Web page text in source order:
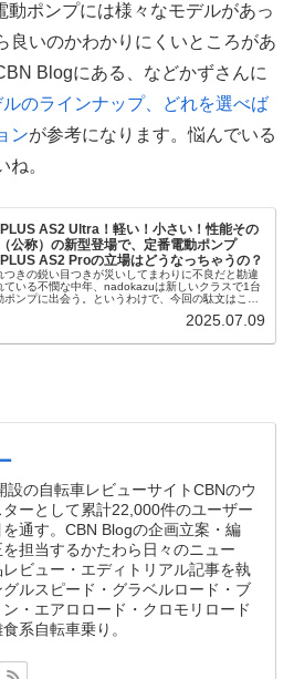
動ポンプには様々なモデルがあっ
良いのかわかりにくいところがあ
Blogにある、などかずさんに
ルのラインナップ、どれを選べば
ンが参考になります。悩んでいる
。
AS2 Ultra！軽い！小さい！性能その
公称）の新型登場で、定番電動ポンプ
AS2 Proの立場はどうなっちゃうの？
つきの鋭い目つきが災いしてまわりに不良だと勘違
ている不憫な中年、nadokazuは新しいクラスで1台
ポンプに出会う。というわけで、今回の駄文はこち
2025.07.09
設の自転車レビューサイトCBNのウ
ターとして累計22,000件のユーザー
通す。CBN Blogの企画立案・編
担当するかたわら日々のニュー
レビュー・エディトリアル記事を執
ルスピード・グラベルロード・ブ
ン・エアロロード・クロモリロード
系自転車乗り。